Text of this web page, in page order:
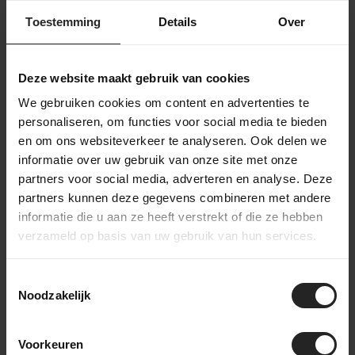
Toestemming Details Over
Deze website maakt gebruik van cookies
We gebruiken cookies om content en advertenties te
personaliseren, om functies voor social media te bieden
en om ons websiteverkeer te analyseren. Ook delen we
informatie over uw gebruik van onze site met onze
partners voor social media, adverteren en analyse. Deze
partners kunnen deze gegevens combineren met andere
informatie die u aan ze heeft verstrekt of die ze hebben
verzameld op basis van uw gebruik van hun services.
Noodzakelijk
Voorkeuren
SRAM Mullet X01
Force eTap AXS 1×12-
Gan...
Sram Force AXS 2×12
Scheibenbremsen
Upg...
1.299,-
Sram Force AXS 1×12
Sram XX1 Eagle AXS